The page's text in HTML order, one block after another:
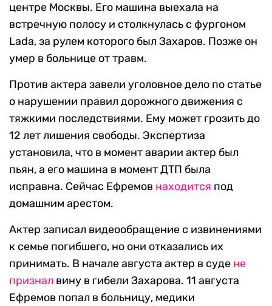
центре Москвы. Его машина выехала на
встречную полосу и столкнулась с фургоном
Lada, за рулем которого был Захаров. Позже он
умер в больнице от травм.
Против актера завели уголовное дело по статье
о нарушении правил дорожного движения с
тяжкими последствиями. Ему может грозить до
12 лет лишения свободы. Экспертиза
установила, что в момент аварии актер был
пьян, а его машина в момент ДТП была
исправна. Сейчас Ефремов находится под
домашним арестом.
Актер записал видеообращение с извинениями
к семье погибшего, но они отказались их
принимать. В начале августа актер в суде не
признал вину в гибели Захарова. 11 августа
Ефремов попал в больницу, медики